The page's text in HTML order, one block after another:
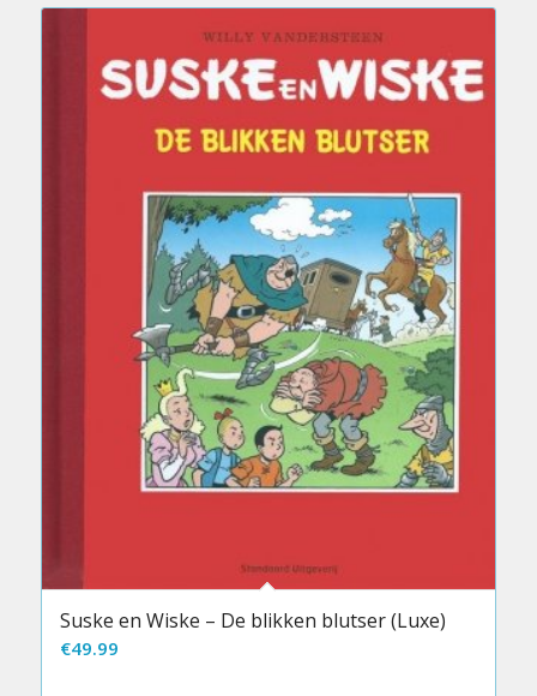
Suske en Wiske – De blikken blutser (Luxe)
€49.99